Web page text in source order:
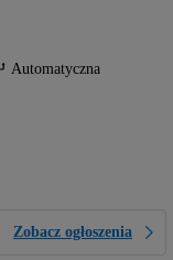
Automatyczna
Zobacz ogłoszenia